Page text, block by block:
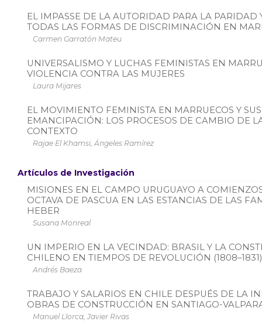
EL IMPASSE DE LA AUTORIDAD PARA LA PARIDAD
TODAS LAS FORMAS DE DISCRIMINACIÓN EN
Carmen Garratón Mateu
UNIVERSALISMO Y LUCHAS FEMINISTAS EN
VIOLENCIA CONTRA LAS MUJERES
Laura Mijares
EL MOVIMIENTO FEMINISTA EN MARRUECOS Y
EMANCIPACIÓN: LOS PROCESOS DE CAMBIO DE
CONTEXTO
Rajae El Khamsi, Ángeles Ramírez
Artículos de Investigación
MISIONES EN EL CAMPO URUGUAYO A
OCTAVA DE PASCUA EN LAS ESTANCIAS DE LAS
HEBER
Susana Monreal
UN IMPERIO EN LA VECINDAD: BRASIL Y LA
CHILENO EN TIEMPOS DE REVOLUCIÓN (1808–1831)
Andrés Baeza
TRABAJO Y SALARIOS EN CHILE DESPUÉS DE LA
OBRAS DE CONSTRUCCIÓN EN SANTIAGO-
Manuel Llorca, Javier Rivas